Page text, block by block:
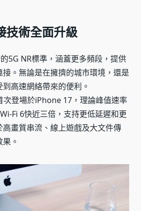
技術全面升級
5G NR標準，涵蓋更多頻段，提供
。無論是在擁擠的城市環境，還是
高速網絡帶來的便利。
次登場於iPhone 17，理論峰值速率
Fi 6快近三倍，支持更低延遲和更
畫質串流、線上遊戲及大文件傳
。